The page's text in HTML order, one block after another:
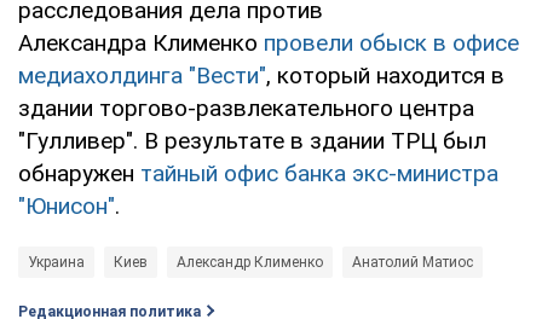
расследования дела против
Александра Клименко провели обыск в офисе
медиахолдинга "Вести", который находится в
здании торгово-развлекательного центра
"Гулливер". В результате в здании ТРЦ был
обнаружен тайный офис банка экс-министра
"Юнисон".
Украина Киев Александр Клименко Анатолий Матиос
Редакционная политика